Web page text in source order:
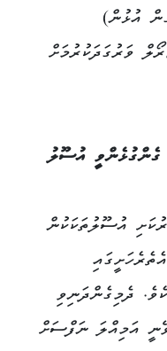
އުޅުން)
ވަރުގަދަކުރުމަށް
ގެންގުޅެންވީ އުސޫލު
އުސޫލުތަކަކުން
ދެމިގެންދަނިވި
އަމިއްލަ ނަފްސަށް